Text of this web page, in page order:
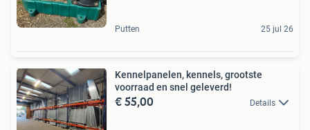
Putten 25 jul 26
Kennelpanelen, kennels, grootste
voorraad en snel geleverd!
€ 55,00 Details